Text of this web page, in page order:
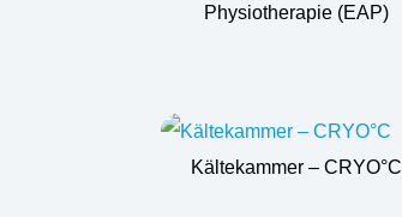
Physiotherapie (EAP)
Kältekammer – CRYO°C